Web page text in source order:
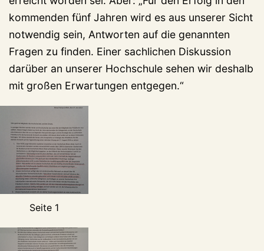
kommenden fünf Jahren wird es aus unserer Sicht
notwendig sein, Antworten auf die genannten
Fragen zu finden. Einer sachlichen Diskussion
darüber an unserer Hochschule sehen wir deshalb
mit großen Erwartungen entgegen.“
Seite 1